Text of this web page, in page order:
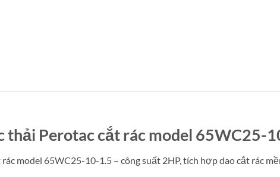
Perotac cắt rác model 65WC25-
model 65WC25-10-1.5 – công suất 2HP, tích hợp dao cắt rác